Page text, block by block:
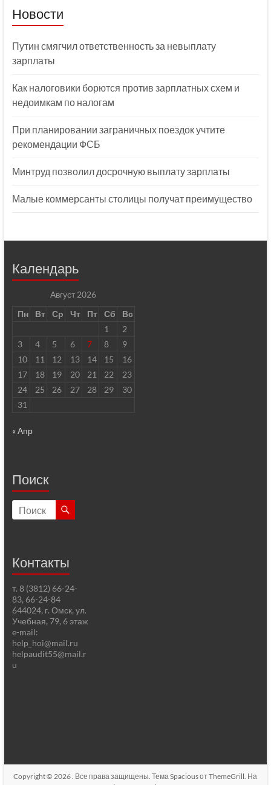
Новости
Путин смягчил ответственность за невыплату
зарплаты
Как налоговики борются против зарплатных схем и
недоимкам по налогам
При планировании заграничных поездок учтите
рекомендации ФСБ
Минтруд позволил досрочную выплату зарплаты
Малые коммерсанты столицы получат преимущество
Календарь
Август 2026
Пн
Вт Ср Чт Пт Сб
Вс
1
2
3
4 5 6 7 8
9
10
11 12 13 14 15
16
17
18 19 20 21 22
23
24
25 26 27 28 29
30
31
« Апр
Поиск
Контакты
т. 8 (3812) 66-24-
83, 66-24-84
644024, г. Омск, ул.
Учебная, 79, 6 этаж
e-mail:
help_hoi@mail.ru
helpaudit55@mail.r
u
Copyright © 2026. Все права защищены. ТемаSpaciousот ThemeGrill. На